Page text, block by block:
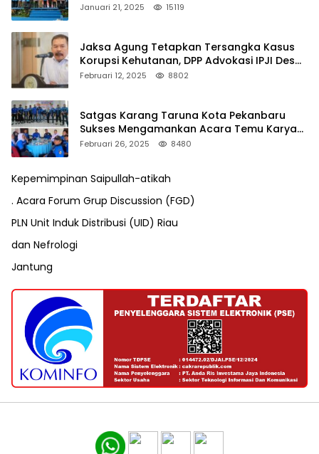
Januari 21, 2025 15119
Jaksa Agung Tetapkan Tersangka Kasus
Korupsi Kehutanan, DPP Advokasi IPJI Desak
Pengusutan Pajak RAPP
Februari 12, 2025 8802
Satgas Karang Taruna Kota Pekanbaru
Sukses Mengamankan Acara Temu Karya
VII Karang Taruna Pekanbaru
Februari 26, 2025 8480
Kepemimpinan Saipullah-atikah
. Acara Forum Grup Discussion (FGD)
PLN Unit Induk Distribusi (UID) Riau
dan Nefrologi
Jantung